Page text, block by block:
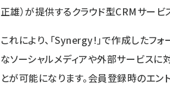
正雄）が提供するクラウド型CRMサービ
これにより、「Synergy!」で作成したフ
なソーシャルメディアや外部サービス
とが可能になります。会員登録時のエン